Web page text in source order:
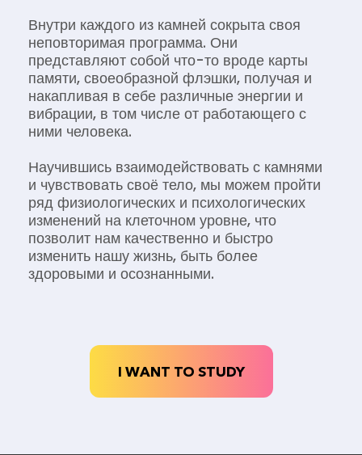
Внутри каждого из камней сокрыта своя
неповторимая программа. Они
представляют собой что-то вроде карты
памяти, своеобразной флэшки, получая и
накапливая в себе различные энергии и
вибрации, в том числе от работающего с
ними человека.
Научившись взаимодействовать с камнями
и чувствовать своё тело, мы можем пройти
ряд физиологических и психологических
изменений на клеточном уровне, что
позволит нам качественно и быстро
изменить нашу жизнь, быть более
здоровыми и осознанными.
I WANT TO STUDY